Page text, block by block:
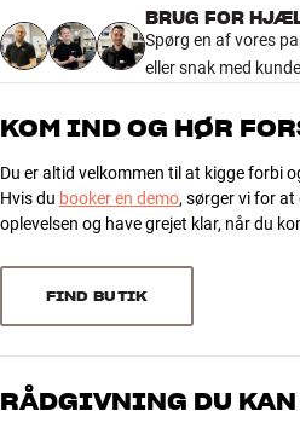
Mål (emballage)
7,5 x
x
GENERELLE EGENSKABER
Spadestik til højtalerkabler
Forsølvede kontaktflader (Direct-Silver
Maksimal kabeltykkelse (ekskl.
Sælges i sæt af fire styk
9
3
2
Sorter efter
BRUG FOR
Spørg en af vores
eller snak med
KOM IND OG HØR
Du er altid velkommen til at kigge forbi
Hvis du booker en demo, sørger vi for
oplevelsen og have grejet klar, når du
FIND BUTIK
RÅDGIVNING DU KAN